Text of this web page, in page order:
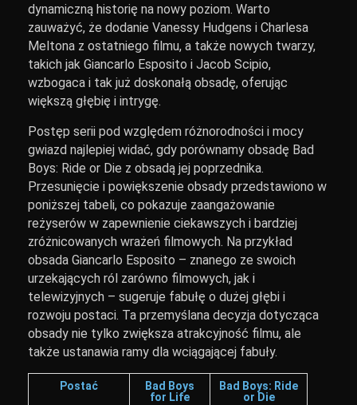
dynamiczną historię na nowy poziom. Warto
zauważyć, że dodanie Vanessy Hudgens i Charlesa
Meltona z ostatniego filmu, a także nowych twarzy,
takich jak Giancarlo Esposito i Jacob Scipio,
wzbogaca i tak już doskonałą obsadę, oferując
większą głębię i intrygę.
Postęp serii pod względem różnorodności i mocy
gwiazd najlepiej widać, gdy porównamy obsadę Bad
Boys: Ride or Die z obsadą jej poprzednika.
Przesunięcie i powiększenie obsady przedstawiono w
poniższej tabeli, co pokazuje zaangażowanie
reżyserów w zapewnienie ciekawszych i bardziej
zróżnicowanych wrażeń filmowych. Na przykład
obsada Giancarlo Esposito – znanego ze swoich
urzekających ról zarówno filmowych, jak i
telewizyjnych – sugeruje fabułę o dużej głębi i
rozwoju postaci. Ta przemyślana decyzja dotycząca
obsady nie tylko zwiększa atrakcyjność filmu, ale
także ustanawia ramy dla wciągającej fabuły.
Postać
Bad Boys
for Life
Bad Boys: Ride
or Die